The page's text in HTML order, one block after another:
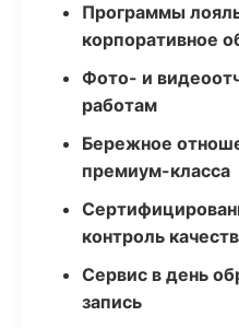
Программы
корпоративное
Фото- и
работам
Бережное
премиум-класса
контроль
Сервис в день
запись